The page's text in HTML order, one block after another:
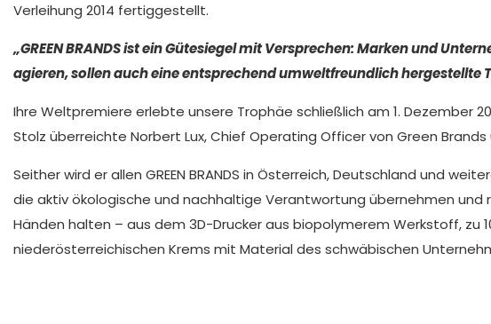
Verleihung 2014 fertiggestellt.
„GREEN BRANDS ist ein Gütesiegel mit Versprechen: Marken und
agieren, sollen auch eine entsprechend umweltfreundlich hergestellte
Ihre Weltpremiere erlebte unsere Trophäe schließlich am 1. Dezember
Stolz überreichte Norbert Lux, Chief Operating Officer von Green
Seither wird er allen GREEN BRANDS in Österreich, Deutschland und
die aktiv ökologische und nachhaltige Verantwortung übernehmen
Händen halten – aus dem 3D-Drucker aus biopolymerem Werkstoff,
niederösterreichischen Krems mit Material des schwäbischen